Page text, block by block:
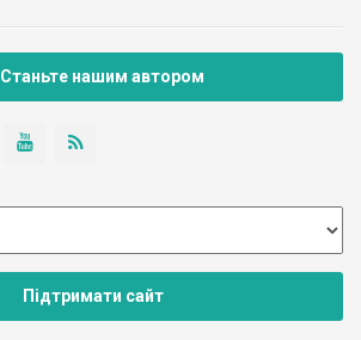
Станьте нашим автором
Підтримати сайт